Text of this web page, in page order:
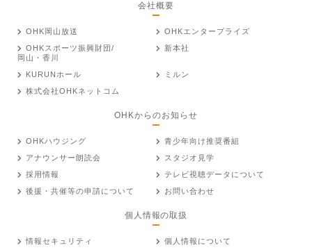
会社概要
OHK岡山放送
OHKエンタープライズ
OHKスポーツ振興財団/
岡山・香川
新本社
KURUNホール
ミルン
株式会社OHKネットコム
OHKからのお知らせ
OHKハウジング
青少年向け推奨番組
アナウンサー朗読会
スタジオ見学
採用情報
テレビ視聴データについて
後援・共催等の申請について
お問い合わせ
個人情報の取扱
情報セキュリティ
個人情報について